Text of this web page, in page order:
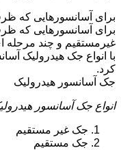
غیرمستقیم و چند مرحله
با انواع جک هیدرولیک
کرد.
جک آسانسور هیدرولیک
انواع جک آسانسور
جک غیر مستقیم
جک مستقیم